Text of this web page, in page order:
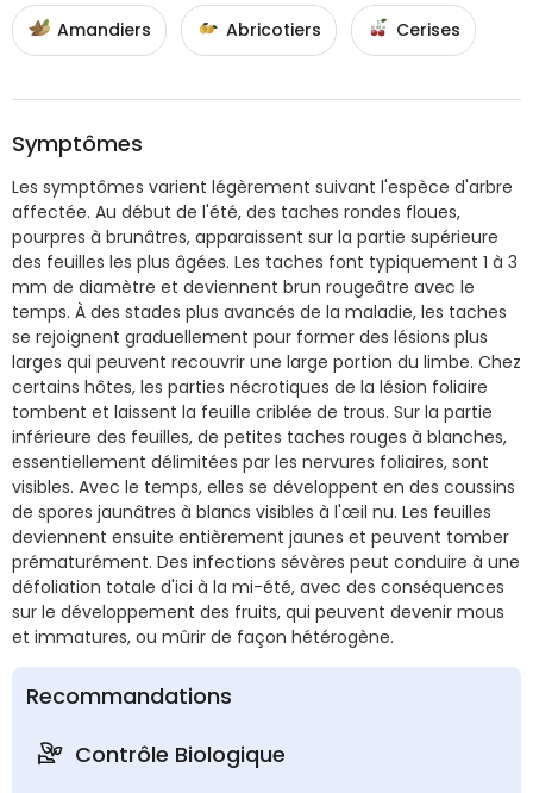
Amandiers Abricotiers Cerises
Symptômes
Les symptômes varient légèrement suivant l'espèce d'arbre
affectée. Au début de l'été, des taches rondes floues,
pourpres à brunâtres, apparaissent sur la partie supérieure
des feuilles les plus âgées. Les taches font typiquement 1 à 3
mm de diamètre et deviennent brun rougeâtre avec le
temps. À des stades plus avancés de la maladie, les taches
se rejoignent graduellement pour former des lésions plus
larges qui peuvent recouvrir une large portion du limbe. Chez
certains hôtes, les parties nécrotiques de la lésion foliaire
tombent et laissent la feuille criblée de trous. Sur la partie
inférieure des feuilles, de petites taches rouges à blanches,
essentiellement délimitées par les nervures foliaires, sont
visibles. Avec le temps, elles se développent en des coussins
de spores jaunâtres à blancs visibles à l'œil nu. Les feuilles
deviennent ensuite entièrement jaunes et peuvent tomber
prématurément. Des infections sévères peut conduire à une
défoliation totale d'ici à la mi-été, avec des conséquences
sur le développement des fruits, qui peuvent devenir mous
et immatures, ou mûrir de façon hétérogène.
Recommandations
Contrôle Biologique